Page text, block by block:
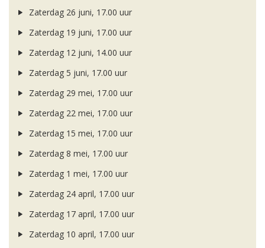
Zaterdag 26 juni, 17.00 uur
Zaterdag 19 juni, 17.00 uur
Zaterdag 12 juni, 14.00 uur
Zaterdag 5 juni, 17.00 uur
Zaterdag 29 mei, 17.00 uur
Zaterdag 22 mei, 17.00 uur
Zaterdag 15 mei, 17.00 uur
Zaterdag 8 mei, 17.00 uur
Zaterdag 1 mei, 17.00 uur
Zaterdag 24 april, 17.00 uur
Zaterdag 17 april, 17.00 uur
Zaterdag 10 april, 17.00 uur